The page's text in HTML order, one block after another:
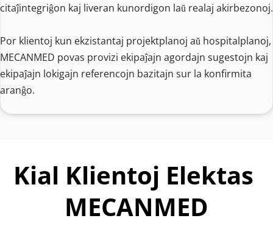
citaĵintegriĝon kaj liveran kunordigon laŭ realaj akirbezonoj.
Por klientoj kun ekzistantaj projektplanoj aŭ hospitalplanoj,
MECANMED povas provizi ekipaĵajn agordajn sugestojn kaj
ekipaĵajn lokigajn referencojn bazitajn sur la konfirmita
aranĝo.
Kial Klientoj Elektas
MECANMED